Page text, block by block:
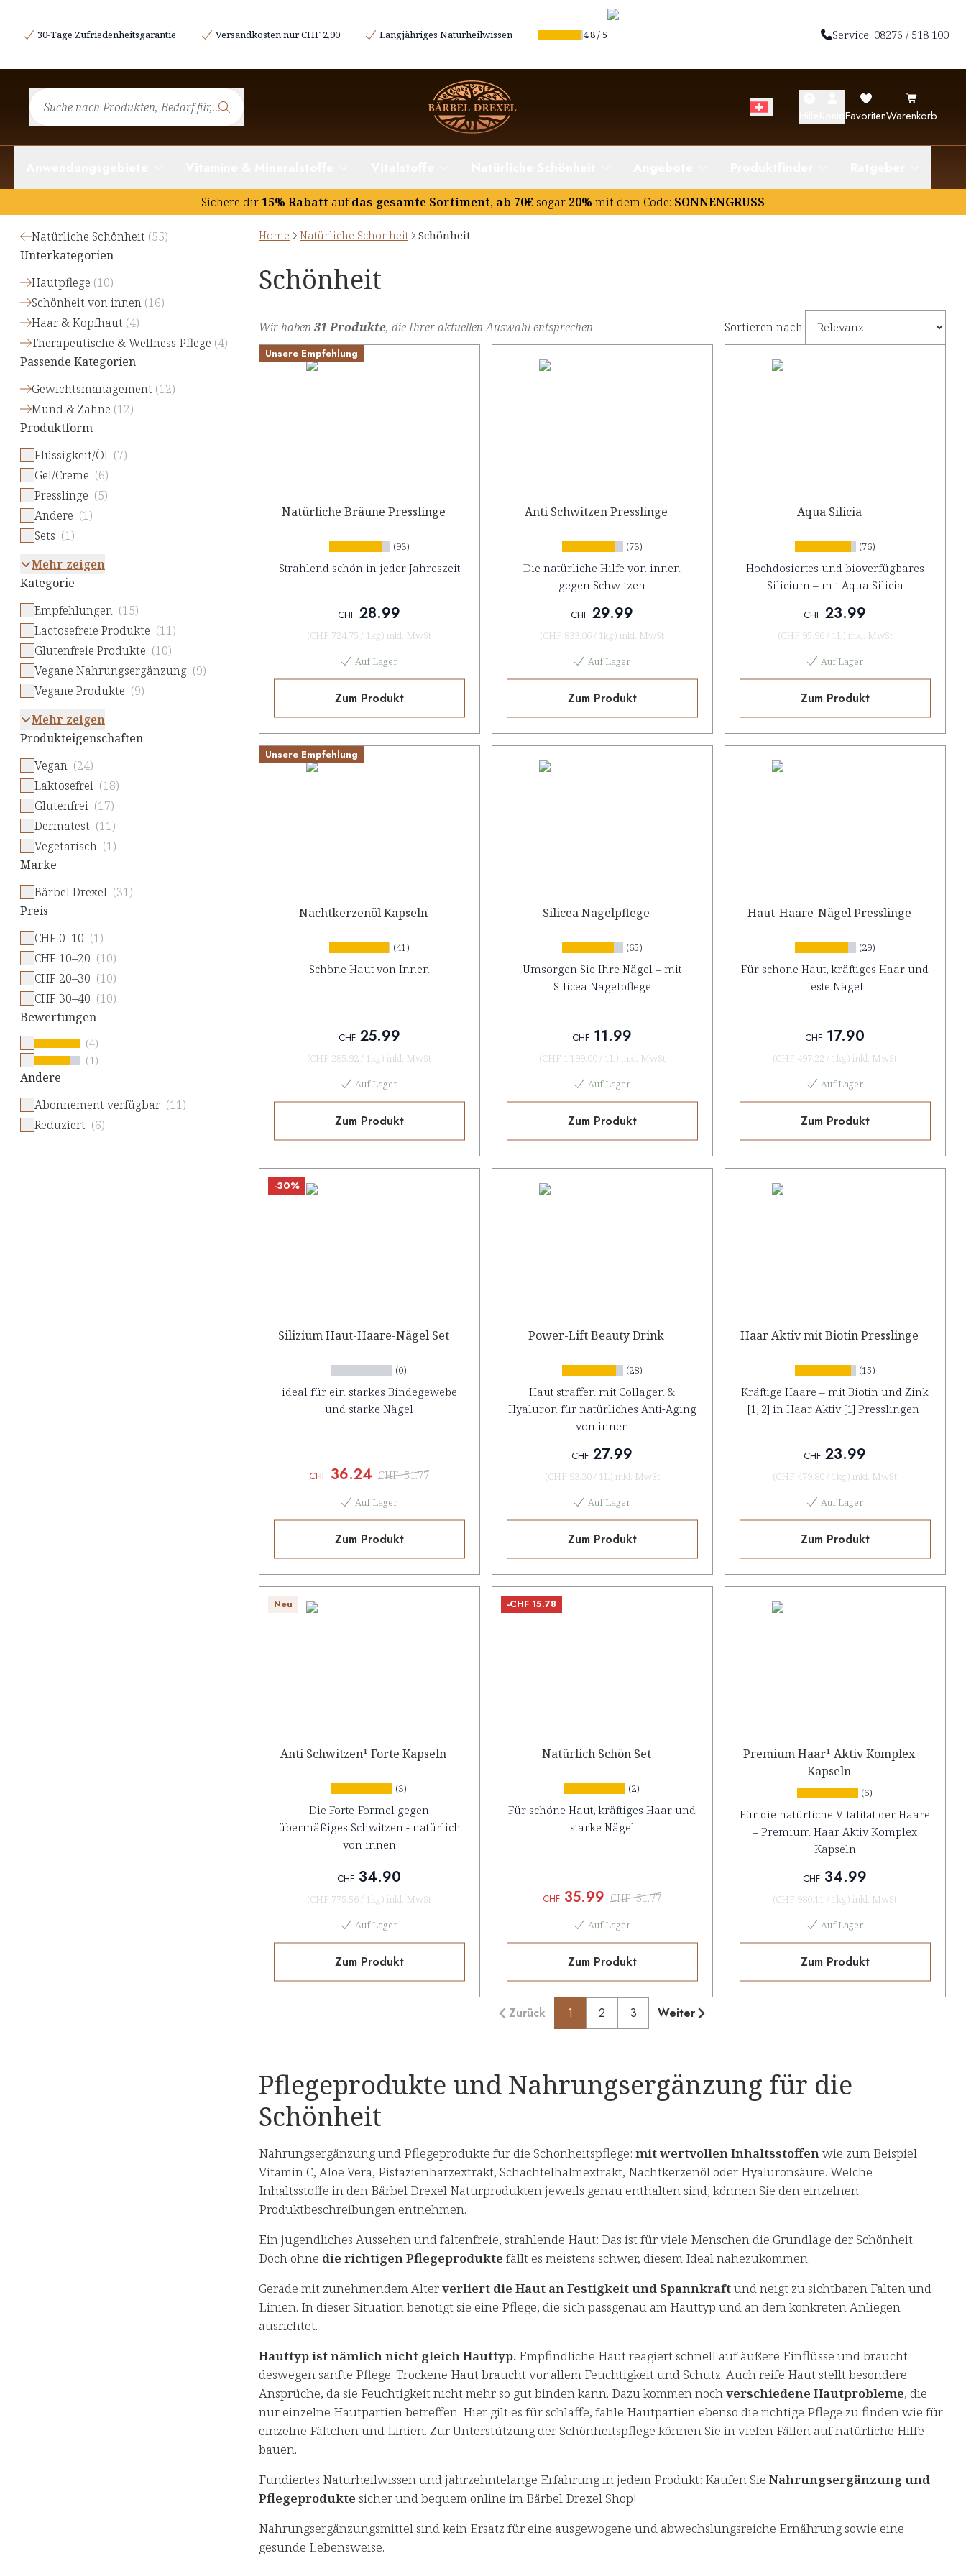
30-Tage Zufriedenheitsgarantie Versandkosten nur CHF 2,90 Langjähriges Naturheilwissen 4.8/5 Service: 08276 / 518 100
FavoritenWarenkorb
Sichere dir 15% Rabatt aufdas gesamte Sortiment, ab 70€ sogar 20% mit dem Code: SONNENGRUSS
Natürliche Schönheit (55)
Unterkategorien
Hautpflege (10)
Schönheit von innen (16)
Haar & Kopfhaut (4)
Therapeutische & Wellness-Pflege (4)
Passende Kategorien
Gewichtsmanagement (12)
Mund & Zähne (12)
Produktform
Flüssigkeit/Öl (7)
Gel/Creme (6)
Presslinge (5)
Andere (1)
Sets (1)
Mehr zeigen
Kategorie
Empfehlungen (15)
Lactosefreie Produkte (11)
Glutenfreie Produkte (10)
Vegane Nahrungsergänzung (9)
Vegane Produkte (9)
Mehr zeigen
Produkteigenschaften
Vegan (24)
Laktosefrei (18)
Glutenfrei (17)
Dermatest (11)
Vegetarisch (1)
Marke
Bärbel Drexel (31)
Preis
CHF 0–10 (1)
CHF 10–20 (10)
CHF 20–30 (10)
CHF 30–40 (10)
Bewertungen
(4)
(1)
Andere
Abonnement verfügbar (11)
Reduziert (6)
Home Natürliche Schönheit Schönheit
Schönheit
Wir haben31 Produkte, die Ihrer aktuellen Auswahl entsprechen Sortieren nach:
Unsere Empfehlung
Natürliche Bräune Presslinge
(93)
Strahlend schön in jeder Jahreszeit
CHF 28.99
(CHF 724.75 / 1kg) inkl. MwSt
Auf Lager
Zum Produkt
Anti Schwitzen Presslinge
(73)
Die natürliche Hilfe von innen
gegen Schwitzen
CHF 29.99
(CHF 833.06 / 1kg) inkl. MwSt
Auf Lager
Zum Produkt
Aqua Silicia
(76)
Hochdosiertes und bioverfügbares
Silicium – mit Aqua Silicia
CHF 23.99
(CHF 95.96 / 1L) inkl. MwSt
Auf Lager
Zum Produkt
Unsere Empfehlung
Nachtkerzenöl Kapseln
(41)
Schöne Haut von Innen
CHF25.99
(CHF 285.92 / 1kg) inkl. MwSt
Auf Lager
Zum Produkt
Silicea Nagelpflege
(65)
Umsorgen Sie Ihre Nägel – mit
Silicea Nagelpflege
CHF 11.99
(CHF 1'199.00 / 1L) inkl. MwSt
Auf Lager
Zum Produkt
Haut-Haare-Nägel Presslinge
(29)
Für schöne Haut, kräftiges Haar und
feste Nägel
CHF 17.90
(CHF 497.22 / 1kg) inkl. MwSt
Auf Lager
Zum Produkt
-30%
Silizium Haut-Haare-Nägel Set
(0)
ideal für ein starkes Bindegewebe
und starke Nägel
CHF 36.24 CHF 51.77
Auf Lager
Zum Produkt
Power-Lift Beauty Drink
(28)
Haut straffen mit Collagen &
Hyaluron für natürliches Anti-Aging
von innen
CHF 27.99
(CHF 93.30 / 1L) inkl. MwSt
Auf Lager
Zum Produkt
Haar Aktiv mit Biotin Presslinge
(15)
Kräftige Haare – mit Biotin und Zink
[1, 2] in Haar Aktiv [1] Presslingen
CHF 23.99
(CHF 479.80 / 1kg) inkl. MwSt
Auf Lager
Zum Produkt
Neu
Anti Schwitzen¹ Forte Kapseln
(3)
Die Forte-Formel gegen
übermäßiges Schwitzen - natürlich
von innen
CHF 34.90
(CHF 775.56 / 1kg) inkl. MwSt
Auf Lager
Zum Produkt
-CHF 15.78
Natürlich Schön Set
(2)
Für schöne Haut, kräftiges Haar und
starke Nägel
CHF 35.99 CHF 51.77
Auf Lager
Zum Produkt
Premium Haar¹ Aktiv Komplex
Kapseln
(6)
Für die natürliche Vitalität der Haare
– Premium Haar Aktiv Komplex
Kapseln
CHF 34.99
(CHF 980.11 / 1kg) inkl. MwSt
Auf Lager
Zum Produkt
Zurück 1 2 3 Weiter
Pflegeprodukte und Nahrungsergänzung für die
Schönheit
Nahrungsergänzung und Pflegeprodukte für die Schönheitspflege: mit wertvollen Inhaltsstoffenwie zum Beispiel
Vitamin C, Aloe Vera, Pistazienharzextrakt, Schachtelhalmextrakt, Nachtkerzenöl oder Hyaluronsäure. Welche
Inhaltsstoffe in den Bärbel Drexel Naturprodukten jeweils genau enthalten sind, können Sie den einzelnen
Produktbeschreibungen entnehmen.
Ein jugendliches Aussehen und faltenfreie, strahlende Haut: Das ist für viele Menschen die Grundlage der Schönheit.
Doch ohne die richtigen Pflegeprodukte fällt es meistens schwer, diesem Ideal nahezukommen.
Gerade mit zunehmendem Alterverliert die Haut an Festigkeit und Spannkraftund neigt zu sichtbaren Falten und
Linien. In dieser Situation benötigt sie eine Pflege, die sich passgenau am Hauttyp und an dem konkreten Anliegen
ausrichtet.
Hauttyp ist nämlich nicht gleich Hauttyp.Empfindliche Haut reagiert schnell auf äußere Einflüsse und braucht
deswegen sanfte Pflege. Trockene Haut braucht vor allem Feuchtigkeit und Schutz. Auch reife Haut stellt besondere
Ansprüche, da sie Feuchtigkeit nicht mehr so gut binden kann. Dazu kommen nochverschiedene Hautprobleme, die
nur einzelne Hautpartien betreffen. Hier gilt es für schlaffe, fahle Hautpartien ebenso die richtige Pflege zu finden wie für
einzelne Fältchen und Linien. Zur Unterstützung der Schönheitspflege können Sie in vielen Fällen auf natürliche Hilfe
bauen.
Fundiertes Naturheilwissen und jahrzehntelange Erfahrung in jedem Produkt: Kaufen Sie Nahrungsergänzung und
Pflegeprodukte sicher und bequem online im Bärbel Drexel Shop!
Nahrungsergänzungsmittel sind kein Ersatz für eine ausgewogene und abwechslungsreiche Ernährung sowie eine
gesunde Lebensweise.